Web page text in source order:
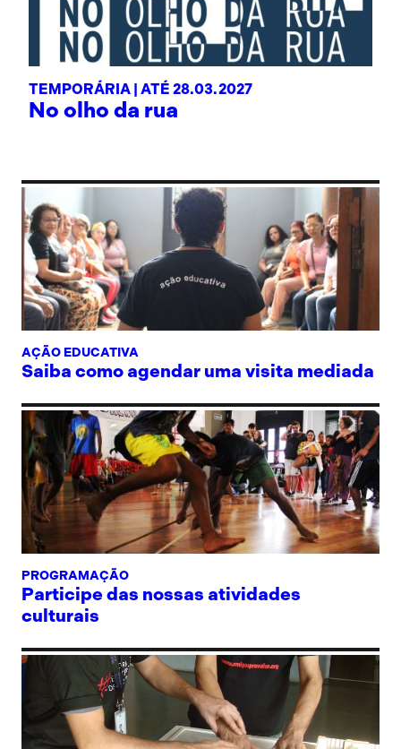
TEMPORÁRIA | ATÉ 28.03.2027
No olho da rua
AÇÃO EDUCATIVA
Saiba como agendar uma visita mediada
PROGRAMAÇÃO
Participe das nossas atividades
culturais